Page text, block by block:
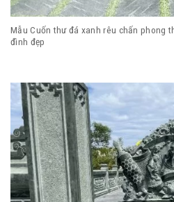
Mẫu Cuốn thư đá xanh rêu chấn phong
đình đẹp